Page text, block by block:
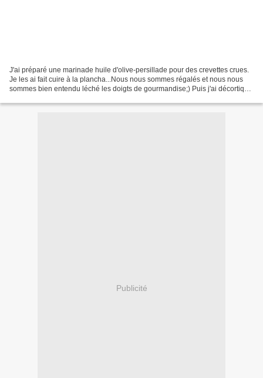
J'ai préparé une marinade huile d'olive-persillade pour des crevettes crues.
Je les ai fait cuire à la plancha...Nous nous sommes régalés et nous nous
sommes bien entendu léché les doigts de gourmandise;) Puis j'ai décortiqué
Publicité